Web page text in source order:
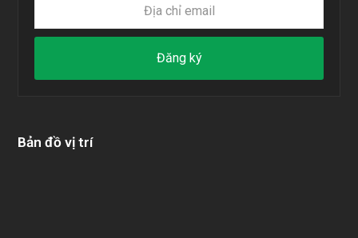
Đăng ký
Bản đồ vị trí